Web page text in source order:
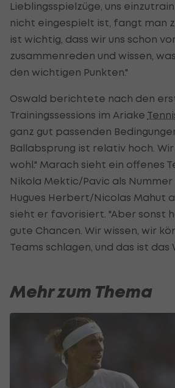
Lieblingsspielzüge, uns
nicht eingespielt ist, fangt man
ist wichtig, dass wir uns schon
zusammenreden und wissen,
den wichtigen Punkten."
Oswald berichtete nach den
Trainingssessions im Ariake
ganz gut passenden
Ballabsprung ist relativ hoch.
wohl." Marach sieht ein offenes
Nikola Mektic/Pavic als Nummer
Hugues Herbert/Nicolas Mahut
sieht er favorisiert. "Aber sonst
gute Chancen. Wir wissen, wir
Teams schlagen, und das ist das
Mehr zum Thema